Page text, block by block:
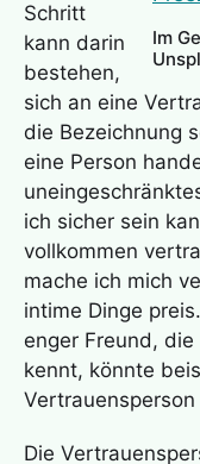
Im
Schritt
kann darin
bestehen,
sich an eine
die Bezeichnung
eine Person
ich sicher sein
vollkommen
mache ich mich
intime Dinge
enger Freund,
kennt, könnte
Vertrauensperson
Die